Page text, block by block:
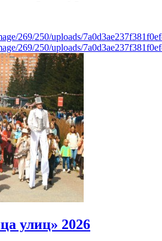
269/250/uploads/
269/250/uploads/
улиц» 2026